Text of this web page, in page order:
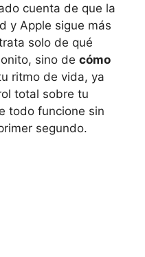
cuenta de que la
y Apple sigue más
solo de qué
sino de cómo
ritmo de vida, ya
total sobre tu
todo funcione sin
segundo.